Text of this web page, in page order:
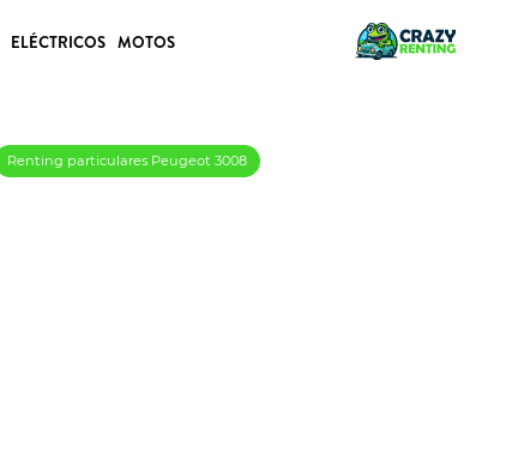
ELÉCTRICOS MOTOS
Renting particulares Peugeot 3008